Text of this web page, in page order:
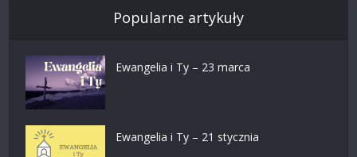
Popularne artykuły
Ewangelia i Ty – 23 marca
Ewangelia i Ty – 21 stycznia